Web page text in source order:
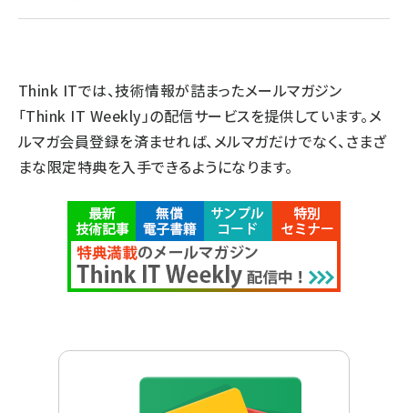
Think ITでは、技術情報が詰まったメールマガジン
「Think IT Weekly」の配信サービスを提供しています。メ
ルマガ会員登録を済ませれば、メルマガだけでなく、さまざ
まな限定特典を入手できるようになります。